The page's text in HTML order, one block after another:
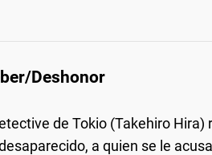
Deshonor
de Tokio (Takehiro
a quien se le